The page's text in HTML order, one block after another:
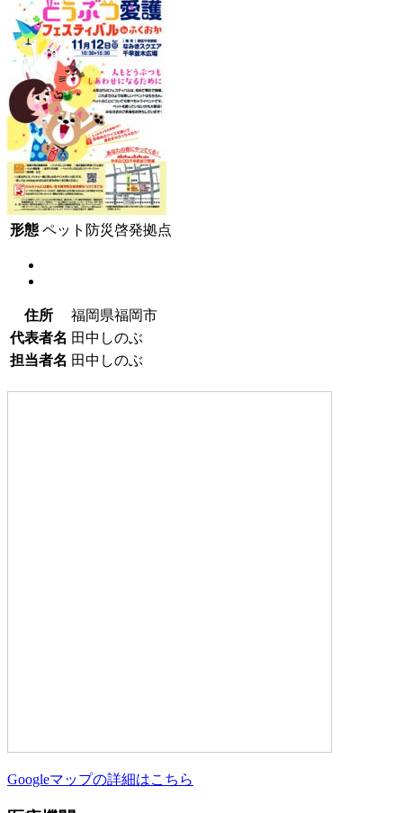
形態 ペット防災啓発拠点
住所
福岡県福岡市
代表者名 田中しのぶ
担当者名 田中しのぶ
Googleマップの詳細はこちら